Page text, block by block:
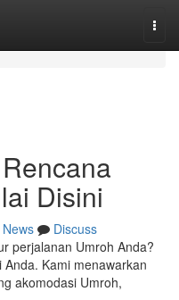
Disini
News
Discuss
perjalanan Umroh Anda?
Kami menawarkan
akomodasi Umroh,